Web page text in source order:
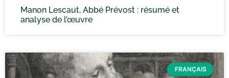
Manon Lescaut, Abbé Prévost : résumé et
analyse de l’œuvre
FRANÇAIS